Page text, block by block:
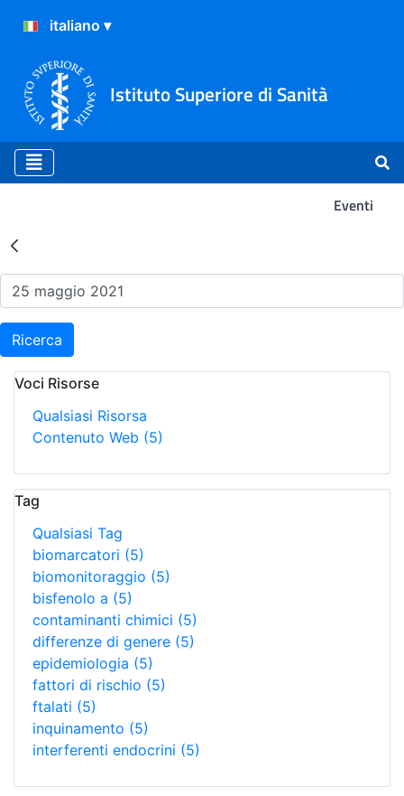
Istituto Superiore di Sanità
Eventi
Risultati della Ricerca -
Ricerca
Voci Risorse
Qualsiasi Risorsa
Contenuto Web (5)
Tag
Qualsiasi Tag
biomarcatori (5)
biomonitoraggio (5)
bisfenolo a (5)
contaminanti chimici (5)
differenze di genere (5)
epidemiologia (5)
fattori di rischio (5)
ftalati (5)
inquinamento (5)
interferenti endocrini (5)